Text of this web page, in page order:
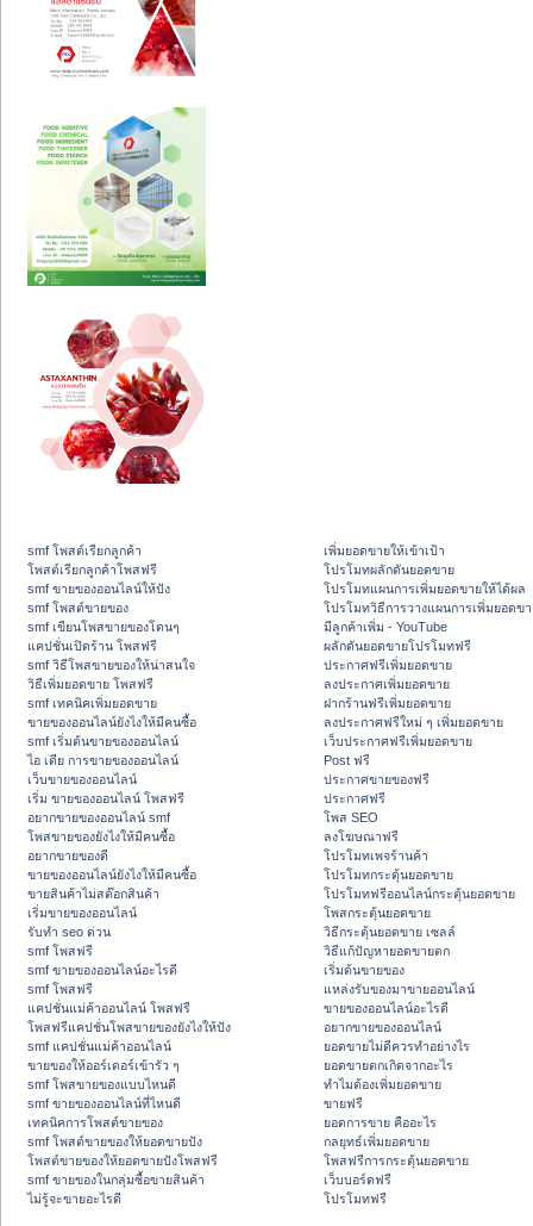
smf โพสต์เรียกลูกค้า
โพสต์เรียกลูกค้าโพสฟรี
smf ขายของออนไลน์ให้ปัง
smf โพสต์ขายของ
smf เขียนโพสขายของโดนๆ
แคปชั่นเปิดร้าน โพสฟรี
smf วิธีโพสขายของให้น่าสนใจ
วิธีเพิ่มยอดขาย โพสฟรี
smf เทคนิคเพิ่มยอดขาย
ขายของออนไลน์ยังไงให้มีคนซื้อ
smf เริ่มต้นขายของออนไลน์
ไอ เดีย การขายของออนไลน์
เว็บขายของออนไลน์
เริ่ม ขายของออนไลน์ โพสฟรี
อยากขายของออนไลน์ smf
โพสขายของยังไงให้มีคนซื้อ
อยากขายของดี
ขายของออนไลน์ยังไงให้มีคนซื้อ
ขายสินค้าไม่สต๊อกสินค้า
เริ่มขายของออนไลน์
รับทำ seo ด่วน
smf โพสฟรี
smf ขายของออนไลน์อะไรดี
smf โพสฟรี
แคปชั่นแม่ค้าออนไลน์ โพสฟรี
โพสฟรีแคปชั่นโพสขายของยังไงให้ปัง
smf แคปชั่นแม่ค้าออนไลน์
ขายของให้ออร์เดอร์เข้ารัว ๆ
smf โพสขายของแบบไหนดี
smf ขายของออนไลน์ที่ไหนดี
เทคนิคการโพสต์ขายของ
smf โพสต์ขายของให้ยอดขายปัง
โพสต์ขายของให้ยอดขายปังโพสฟรี
smf ขายของในกลุ่มซื้อขายสินค้า
ไม่รู้จะขายอะไรดี
เพิ่มยอดขายให้เข้าเป้า
โปรโมทผลักดันยอดขาย
โปรโมทแผนการเพิ่มยอดขายให้ได้ผล
โปรโมทวิธีการวางแผนการเพิ่มยอดข
มีลูกค้าเพิ่ม - YouTube
ผลักดันยอดขายโปรโมทฟรี
ประกาศฟรีเพิ่มยอดขาย
ลงประกาศเพิ่มยอดขาย
ฝากร้านฟรีเพิ่มยอดขาย
ลงประกาศฟรีใหม่ ๆ เพิ่มยอดขาย
เว็บประกาศฟรีเพิ่มยอดขาย
Post ฟรี
ประกาศขายของฟรี
ประกาศฟรี
โพส SEO
ลงโฆษณาฟรี
โปรโมทเพจร้านค้า
โปรโมทกระตุ้นยอดขาย
โปรโมทฟรีออนไลน์กระตุ้นยอดขาย
โพสกระตุ้นยอดขาย
วิธีกระตุ้นยอดขาย เซลล์
วิธีแก้ปัญหายอดขายตก
เริ่มต้นขายของ
แหล่งรับของมาขายออนไลน์
ขายของออนไลน์อะไรดี
อยากขายของออนไลน์
ยอดขายไม่ดีควรทำอย่างไร
ยอดขายตกเกิดจากอะไร
ทำไมต้องเพิ่มยอดขาย
ขายฟรี
ยอดการขาย คืออะไร
กลยุทธ์เพิ่มยอดขาย
โพสฟรีการกระตุ้นยอดขาย
เว็บบอร์ดฟรี
โปรโมทฟรี